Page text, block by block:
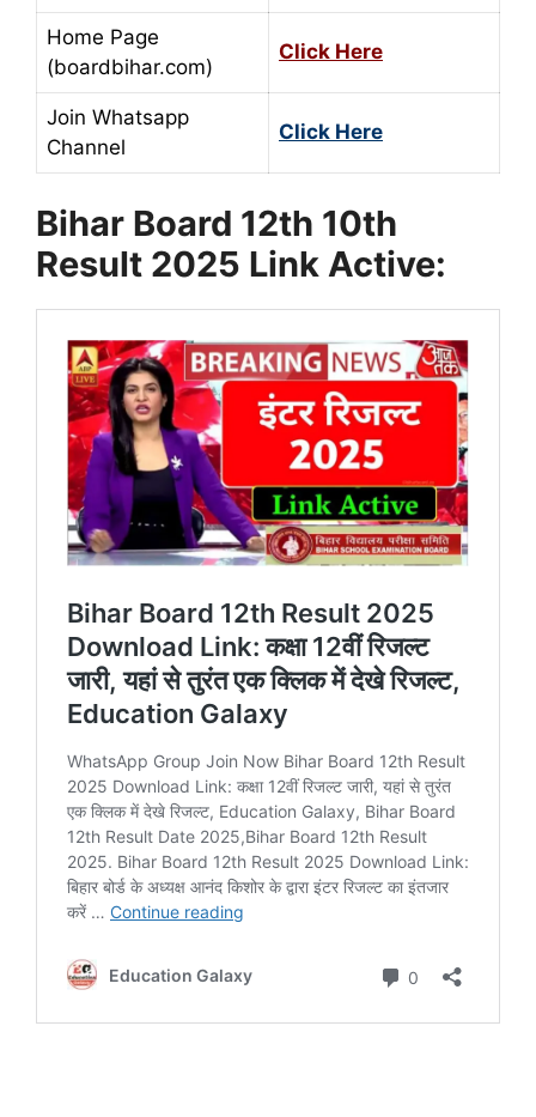
Home Page
(boardbihar.com)
Click Here
Join Whatsapp
Channel
Click Here
Bihar Board 12th 10th
Result 2025 Link Active: